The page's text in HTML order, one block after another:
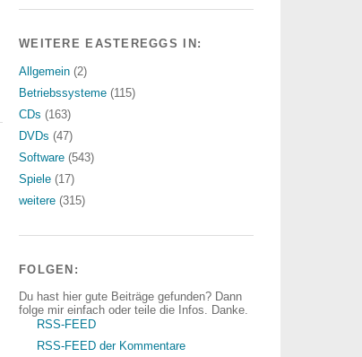
WEITERE EASTEREGGS IN:
Allgemein (2)
Betriebssysteme (115)
CDs (163)
DVDs (47)
Software (543)
Spiele (17)
weitere (315)
FOLGEN:
Du hast hier gute Beiträge gefunden? Dann
folge mir einfach oder teile die Infos. Danke.
RSS-FEED
RSS-FEED der Kommentare